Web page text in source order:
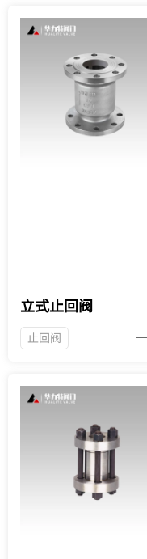
立式止回阀
止回阀